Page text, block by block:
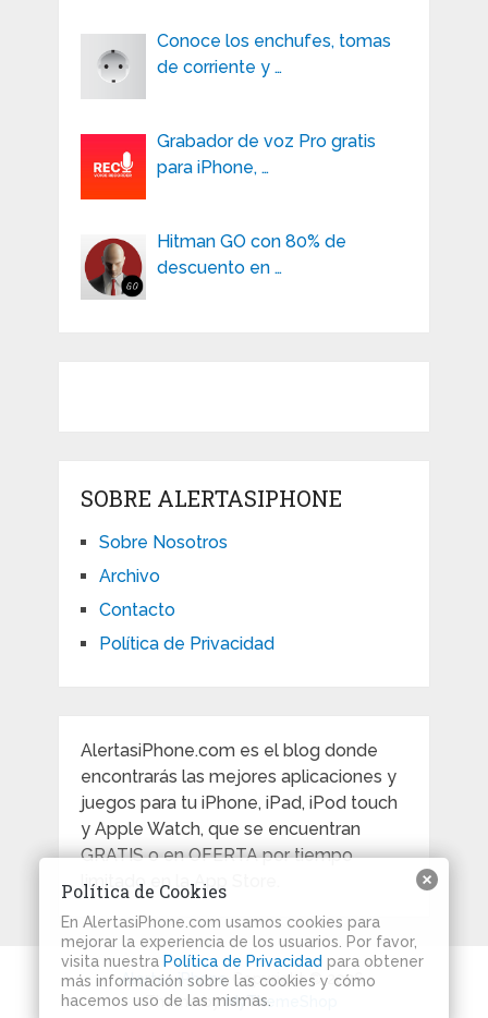
Conoce los enchufes, tomas
de corriente y …
Grabador de voz Pro gratis
para iPhone, …
Hitman GO con 80% de
descuento en …
SOBRE ALERTASIPHONE
Sobre Nosotros
Archivo
Contacto
Política de Privacidad
AlertasiPhone.com es el blog donde
encontrarás las mejores aplicaciones y
juegos para tu iPhone, iPad, iPod touch
y Apple Watch, que se encuentran
GRATIS o en OFERTA por tiempo
limitado en la App Store.
Alertas iPhoneCopyright © 2026.
Theme byMyThemeShop
Política de Cookies
En AlertasiPhone.com usamos cookies para
mejorar la experiencia de los usuarios. Por favor,
visita nuestra Política de Privacidad para obtener
más información sobre las cookies y cómo
hacemos uso de las mismas.